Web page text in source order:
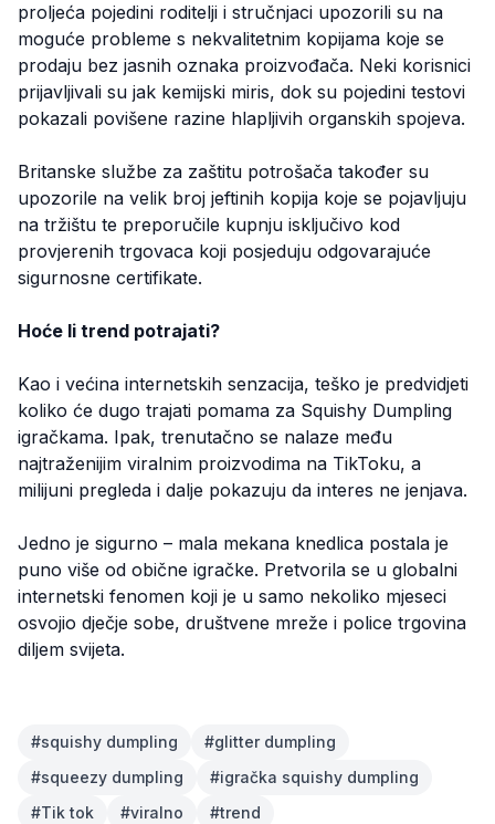
proljeća pojedini roditelji i stručnjaci upozorili su na
moguće probleme s nekvalitetnim kopijama koje se
prodaju bez jasnih oznaka proizvođača. Neki korisnici
prijavljivali su jak kemijski miris, dok su pojedini testovi
pokazali povišene razine hlapljivih organskih spojeva.
Britanske službe za zaštitu potrošača također su
upozorile na velik broj jeftinih kopija koje se pojavljuju
na tržištu te preporučile kupnju isključivo kod
provjerenih trgovaca koji posjeduju odgovarajuće
sigurnosne certifikate.
Hoće li trend potrajati?
Kao i većina internetskih senzacija, teško je predvidjeti
koliko će dugo trajati pomama za Squishy Dumpling
igračkama. Ipak, trenutačno se nalaze među
najtraženijim viralnim proizvodima na TikToku, a
milijuni pregleda i dalje pokazuju da interes ne jenjava.
Jedno je sigurno – mala mekana knedlica postala je
puno više od obične igračke. Pretvorila se u globalni
internetski fenomen koji je u samo nekoliko mjeseci
osvojio dječje sobe, društvene mreže i police trgovina
diljem svijeta.
#squishy dumpling #glitter dumpling
#squeezy dumpling #igračka squishy dumpling
#Tik tok #viralno #trend